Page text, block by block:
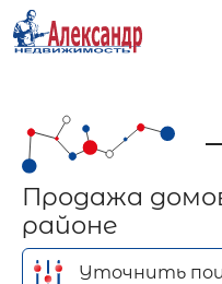
Продажа
районе
Уточнить